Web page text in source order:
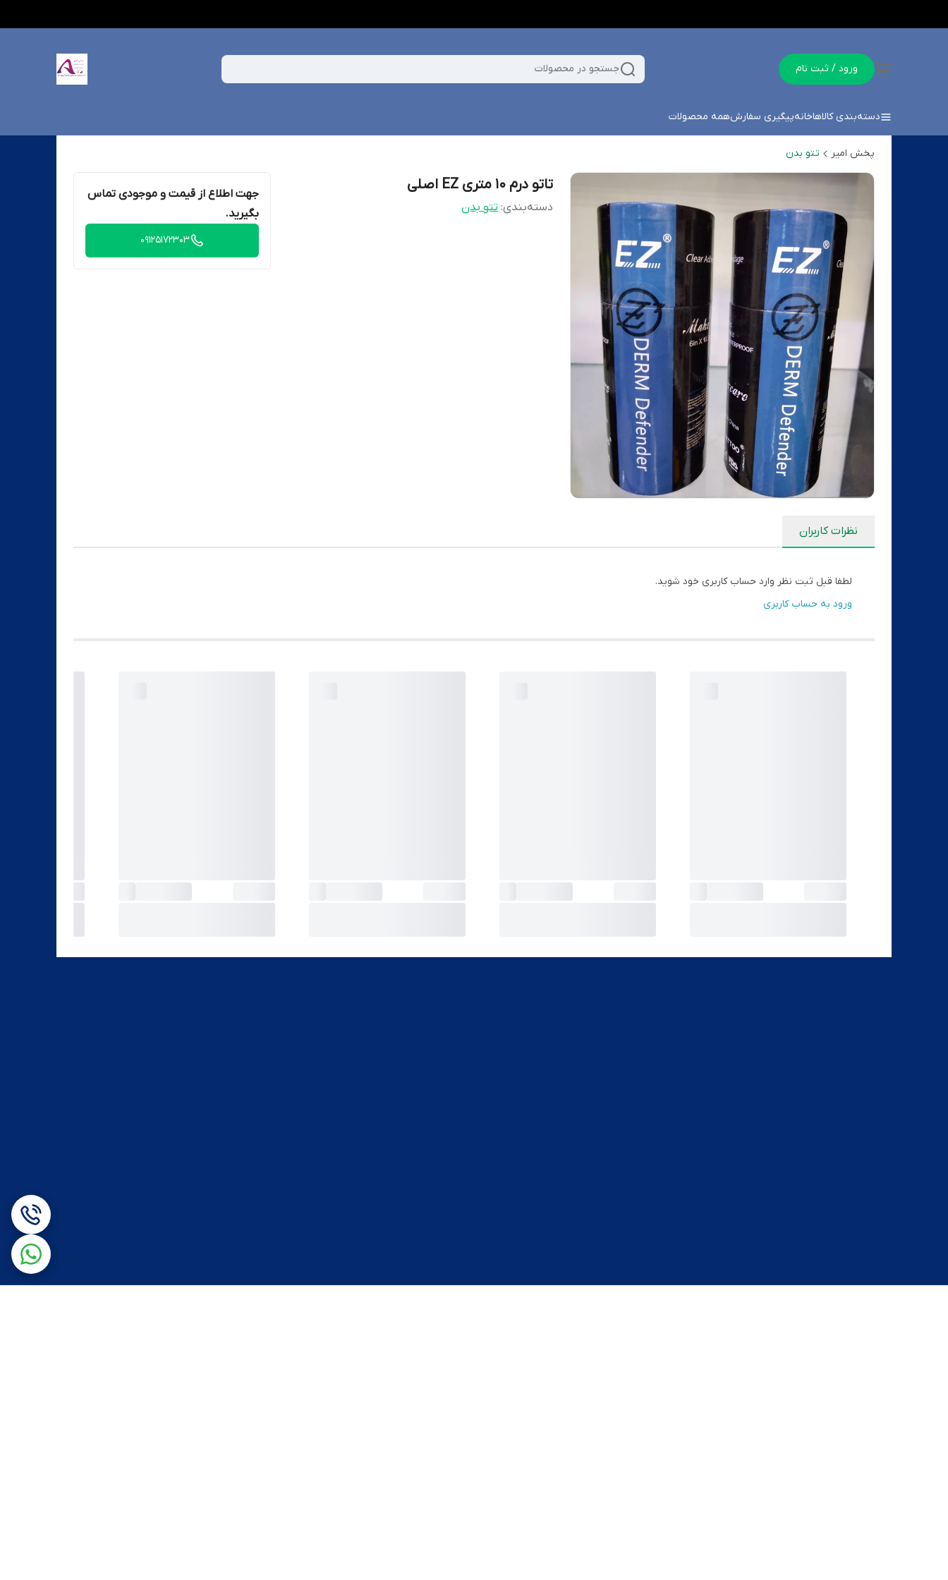
ورود / ثبت نام جستجو در محصولات
دسته‌بندی کالاهاخانهپیگیری سفارشهمه محصولات
پخش امیر تتو بدن
تاتو درم 10 متری EZ اصلی
دسته‌بندی:تتو بدن
جهت اطلاع از قیمت و موجودی تماس
بگیرید.
09125172303
نظرات کاربران
لطفا قبل ثبت نظر وارد حساب کاربری خود شوید.
ورود به حساب کاربری